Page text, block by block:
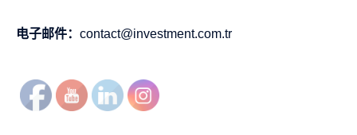
电子邮件： contact@investment.com.tr